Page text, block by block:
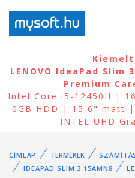
LENOVO IdeaPad Slim
Premium
Intel Core i5-12450H |
0GB HDD | 15,6" matt |
INTEL UHD
CÍMLAP TERMÉKEK
IDEAPAD SLIM 3 15AMN8